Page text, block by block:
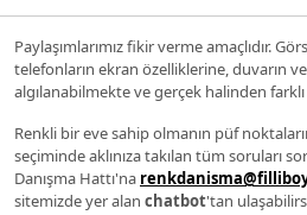
Paylaşımlarımız fikir verme amaçlıdır.
telefonların ekran özelliklerine, duvarın ve
algılanabilmekte ve gerçek halinden
Renkli bir eve sahip olmanın püf
seçiminde aklınıza takılan tüm soruları
Danışma Hattı'na
sitemizde yer alan chatbot'tan